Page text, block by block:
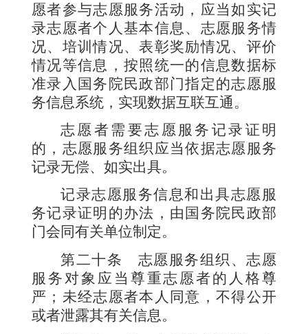
愿者参与志愿服务活动，应当如实记
录志愿者个人基本信息、志愿服务情
况、培训情况、表彰奖励情况、评价
情况等信息，按照统一的信息数据标
准录入国务院民政部门指定的志愿服
务信息系统，实现数据互联互通。
志愿者需要志愿服务记录证明
的，志愿服务组织应当依据志愿服务
记录无偿、如实出具。
记录志愿服务信息和出具志愿服
务记录证明的办法，由国务院民政部
门会同有关单位制定。
第二十条 志愿服务组织、志愿
服务对象应当尊重志愿者的人格尊
严；未经志愿者本人同意，不得公开
或者泄露其有关信息。